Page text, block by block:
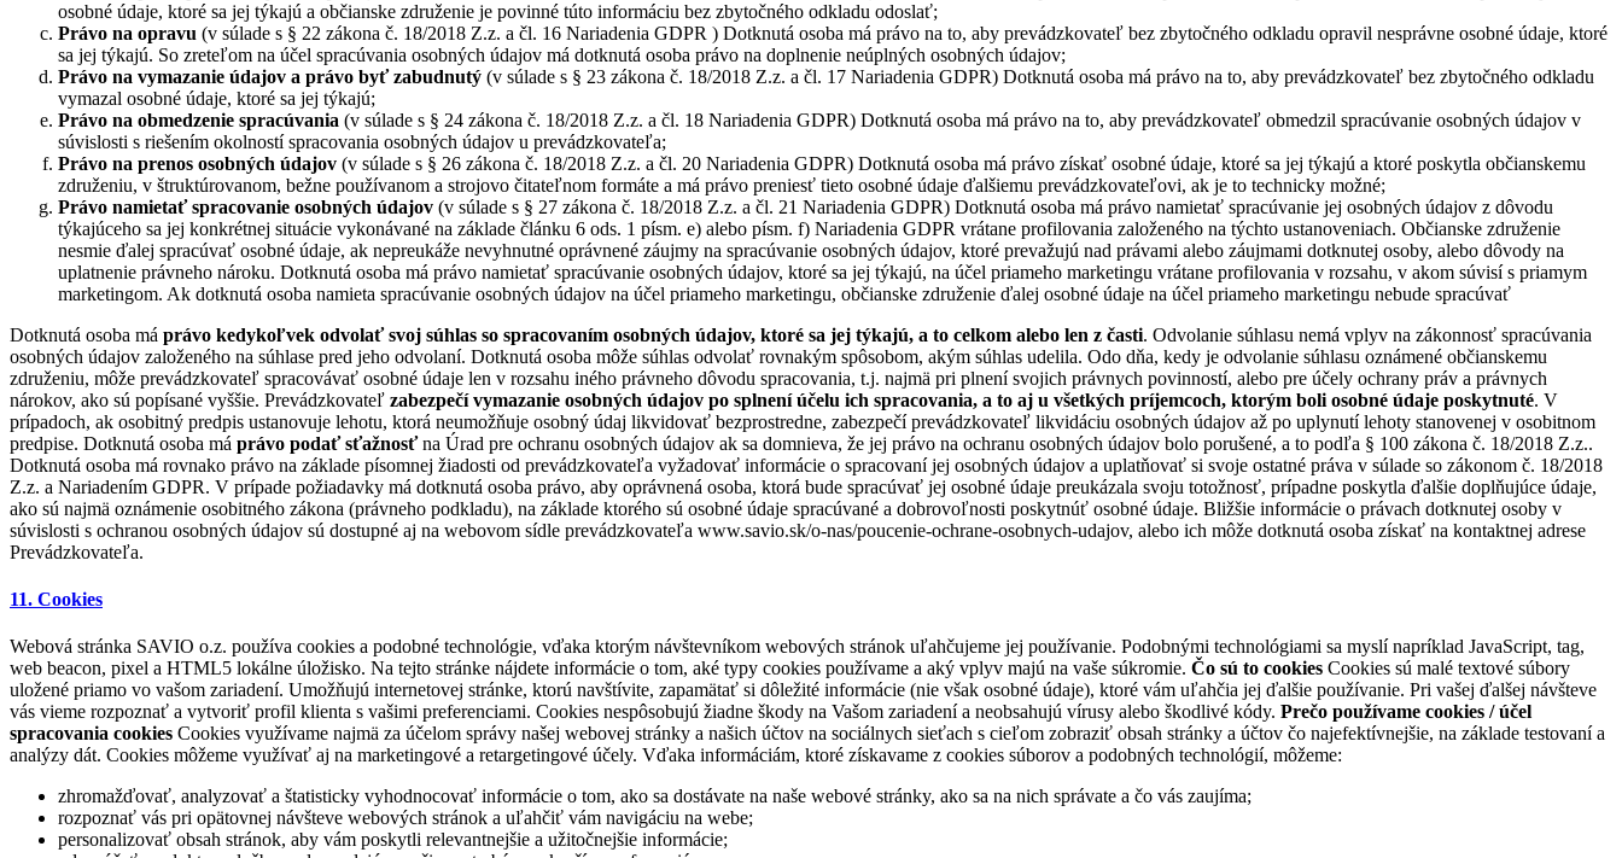
osobné údaje, ktoré sa jej týkajú a občianske združenie je povinné túto informáciu bez zbytočného odkladu odoslať;
Právo na opravu (v súlade s § 22 zákona č. 18/2018 Z.z. a čl. 16 Nariadenia GDPR ) Dotknutá osoba má právo na to, aby prevádzkovateľ bez zbytočného odkladu opravil nesprávne osobné údaje, ktoré
sa jej týkajú. So zreteľom na účel spracúvania osobných údajov má dotknutá osoba právo na doplnenie neúplných osobných údajov;
Právo na vymazanie údajov a právo byť zabudnutý (v súlade s § 23 zákona č. 18/2018 Z.z. a čl. 17 Nariadenia GDPR) Dotknutá osoba má právo na to, aby prevádzkovateľ bez zbytočného odkladu
vymazal osobné údaje, ktoré sa jej týkajú;
Právo na obmedzenie spracúvania (v súlade s § 24 zákona č. 18/2018 Z.z. a čl. 18 Nariadenia GDPR) Dotknutá osoba má právo na to, aby prevádzkovateľ obmedzil spracúvanie osobných údajov v
súvislosti s riešením okolností spracovania osobných údajov u prevádzkovateľa;
Právo na prenos osobných údajov (v súlade s § 26 zákona č. 18/2018 Z.z. a čl. 20 Nariadenia GDPR) Dotknutá osoba má právo získať osobné údaje, ktoré sa jej týkajú a ktoré poskytla občianskemu
združeniu, v štruktúrovanom, bežne používanom a strojovo čitateľnom formáte a má právo preniesť tieto osobné údaje ďalšiemu prevádzkovateľovi, ak je to technicky možné;
Právo namietať spracovanie osobných údajov (v súlade s § 27 zákona č. 18/2018 Z.z. a čl. 21 Nariadenia GDPR) Dotknutá osoba má právo namietať spracúvanie jej osobných údajov z dôvodu
týkajúceho sa jej konkrétnej situácie vykonávané na základe článku 6 ods. 1 písm. e) alebo písm. f) Nariadenia GDPR vrátane profilovania založeného na týchto ustanoveniach. Občianske združenie
nesmie ďalej spracúvať osobné údaje, ak nepreukáže nevyhnutné oprávnené záujmy na spracúvanie osobných údajov, ktoré prevažujú nad právami alebo záujmami dotknutej osoby, alebo dôvody na
uplatnenie právneho nároku. Dotknutá osoba má právo namietať spracúvanie osobných údajov, ktoré sa jej týkajú, na účel priameho marketingu vrátane profilovania v rozsahu, v akom súvisí s priamym
marketingom. Ak dotknutá osoba namieta spracúvanie osobných údajov na účel priameho marketingu, občianske združenie ďalej osobné údaje na účel priameho marketingu nebude spracúvať
Dotknutá osoba má právo kedykoľvek odvolať svoj súhlas so spracovaním osobných údajov, ktoré sa jej týkajú, a to celkom alebo len z časti. Odvolanie súhlasu nemá vplyv na zákonnosť spracúvania
osobných údajov založeného na súhlase pred jeho odvolaní. Dotknutá osoba môže súhlas odvolať rovnakým spôsobom, akým súhlas udelila. Odo dňa, kedy je odvolanie súhlasu oznámené občianskemu
združeniu, môže prevádzkovateľ spracovávať osobné údaje len v rozsahu iného právneho dôvodu spracovania, t.j. najmä pri plnení svojich právnych povinností, alebo pre účely ochrany práv a právnych
nárokov, ako sú popísané vyššie. Prevádzkovateľ zabezpečí vymazanie osobných údajov po splnení účelu ich spracovania, a to aj u všetkých príjemcoch, ktorým boli osobné údaje poskytnuté. V
prípadoch, ak osobitný predpis ustanovuje lehotu, ktorá neumožňuje osobný údaj likvidovať bezprostredne, zabezpečí prevádzkovateľ likvidáciu osobných údajov až po uplynutí lehoty stanovenej v osobitnom
predpise. Dotknutá osoba má právo podať sťažnosťna Úrad pre ochranu osobných údajov ak sa domnieva, že jej právo na ochranu osobných údajov bolo porušené, a to podľa § 100 zákona č. 18/2018 Z.z..
Dotknutá osoba má rovnako právo na základe písomnej žiadosti od prevádzkovateľa vyžadovať informácie o spracovaní jej osobných údajov a uplatňovať si svoje ostatné práva v súlade so zákonom č. 18/2018
Z.z. a Nariadením GDPR. V prípade požiadavky má dotknutá osoba právo, aby oprávnená osoba, ktorá bude spracúvať jej osobné údaje preukázala svoju totožnosť, prípadne poskytla ďalšie doplňujúce údaje,
ako sú najmä oznámenie osobitného zákona (právneho podkladu), na základe ktorého sú osobné údaje spracúvané a dobrovoľnosti poskytnúť osobné údaje. Bližšie informácie o právach dotknutej osoby v
súvislosti s ochranou osobných údajov sú dostupné aj na webovom sídle prevádzkovateľa www.savio.sk/o-nas/poucenie-ochrane-osobnych-udajov, alebo ich môže dotknutá osoba získať na kontaktnej adrese
Prevádzkovateľa.
11. Cookies
Webová stránka SAVIO o.z. používa cookies a podobné technológie, vďaka ktorým návštevníkom webových stránok uľahčujeme jej používanie. Podobnými technológiami sa myslí napríklad JavaScript, tag,
web beacon, pixel a HTML5 lokálne úložisko. Na tejto stránke nájdete informácie o tom, aké typy cookies používame a aký vplyv majú na vaše súkromie. Čo sú to cookies Cookies sú malé textové súbory
uložené priamo vo vašom zariadení. Umožňujú internetovej stránke, ktorú navštívite, zapamätať si dôležité informácie (nie však osobné údaje), ktoré vám uľahčia jej ďalšie používanie. Pri vašej ďalšej návšteve
vás vieme rozpoznať a vytvoriť profil klienta s vašimi preferenciami. Cookies nespôsobujú žiadne škody na Vašom zariadení a neobsahujú vírusy alebo škodlivé kódy. Prečo používame cookies / účel
spracovania cookies Cookies využívame najmä za účelom správy našej webovej stránky a našich účtov na sociálnych sieťach s cieľom zobraziť obsah stránky a účtov čo najefektívnejšie, na základe testovaní a
analýzy dát. Cookies môžeme využívať aj na marketingové a retargetingové účely. Vďaka informáciám, ktoré získavame z cookies súborov a podobných technológií, môžeme:
zhromažďovať, analyzovať a štatisticky vyhodnocovať informácie o tom, ako sa dostávate na naše webové stránky, ako sa na nich správate a čo vás zaujíma;
rozpoznať vás pri opätovnej návšteve webových stránok a uľahčiť vám navigáciu na webe;
personalizovať obsah stránok, aby vám poskytli relevantnejšie a užitočnejšie informácie;